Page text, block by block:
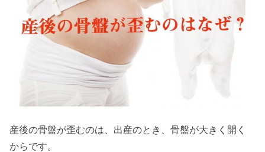
産後の骨盤が歪むのは、出産のとき、骨盤が大きく開く
からです。